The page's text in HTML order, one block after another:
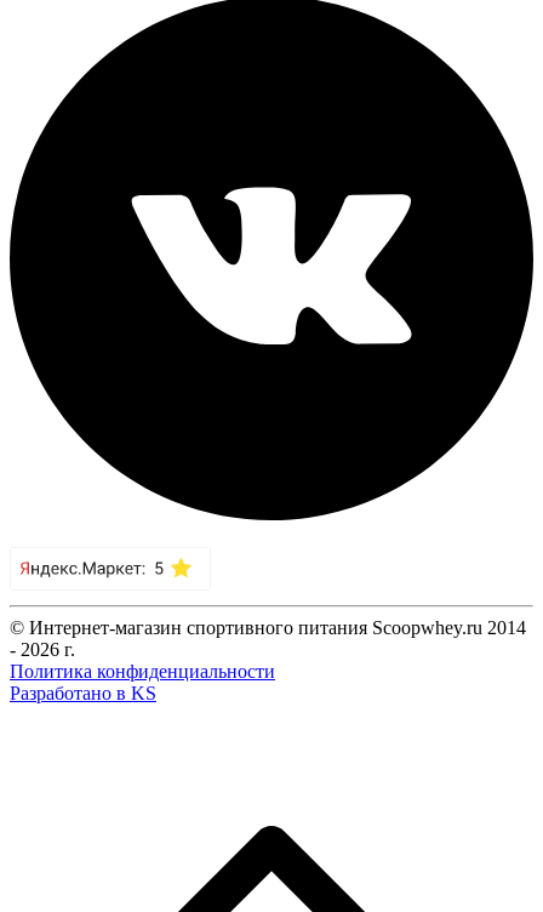
© Интернет-магазин спортивного питания Scoopwhey.ru 2014
- 2026 г.
Политика конфиденциальности
Разработано в KS